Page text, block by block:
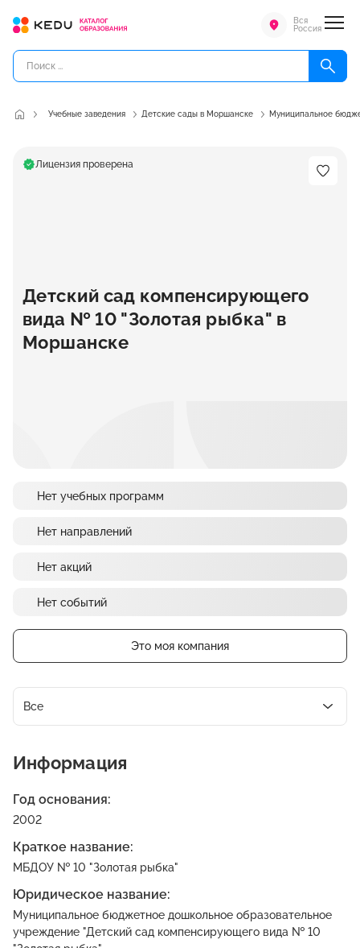
Вся
Россия
Учебные заведения Детские сады в Моршанске Муниципальное
Лицензия проверена
Детский сад компенсирующего
вида № 10 "Золотая рыбка" в
Моршанске
Нет учебных программ
Нет направлений
Нет акций
Нет событий
Это моя компания
Все
Информация
Год основания:
2002
Краткое название:
МБДОУ № 10 "Золотая рыбка"
Юридическое название:
Муниципальное бюджетное дошкольное образовательное
учреждение "Детский сад компенсирующего вида № 10